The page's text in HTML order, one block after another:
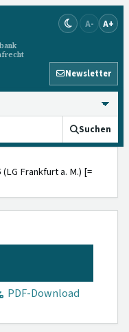
A- A+
Newsletter
Suchen
(LG Frankfurt a. M.) [=
PDF-Download